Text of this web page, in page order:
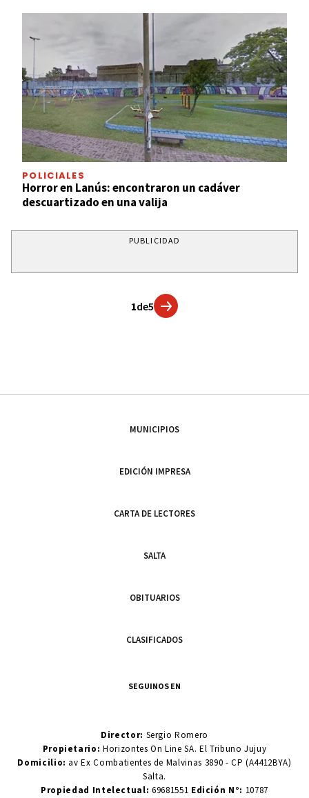
POLICIALES
Horror en Lanús: encontraron un cadáver
descuartizado en una valija
PUBLICIDAD
1de5
MUNICIPIOS
EDICIÓN IMPRESA
CARTA DE LECTORES
SALTA
OBITUARIOS
CLASIFICADOS
SEGUINOS EN
Director: Sergio Romero
Propietario:Horizontes On Line SA. El Tribuno Jujuy
Domicilio: av Ex Combatientes de Malvinas 3890 - CP (A4412BYA)
Salta.
Propiedad Intelectual: 69681551 Edición N°: 10787